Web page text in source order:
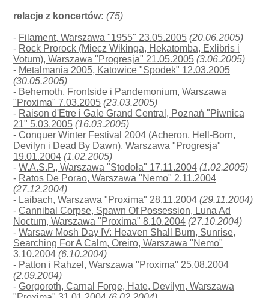
relacje z koncertów: (75)
- Filament, Warszawa "1955" 23.05.2005 (20.06.2005)
- Rock Prorock (Miecz Wikinga, Hekatomba, Exlibris i
Votum), Warszawa "Progresja" 21.05.2005 (3.06.2005)
- Metalmania 2005, Katowice "Spodek" 12.03.2005
(30.05.2005)
- Behemoth, Frontside i Pandemonium, Warszawa
"Proxima" 7.03.2005 (23.03.2005)
- Raison d'Etre i Gale Grand Central, Poznań "Piwnica
21" 5.03.2005 (16.03.2005)
-Conquer Winter Festival 2004 (Acheron, Hell-Born,
Devilyn i Dead By Dawn), Warszawa "Progresja"
19.01.2004 (1.02.2005)
-W.A.S.P., Warszawa "Stodoła" 17.11.2004 (1.02.2005)
- Ratos De Porao, Warszawa "Nemo" 2.11.2004
(27.12.2004)
- Laibach, Warszawa "Proxima" 28.11.2004 (29.11.2004)
-Cannibal Corpse, Spawn Of Possession, Luna Ad
Noctum, Warszawa "Proxima" 8.10.2004 (27.10.2004)
-Warsaw Mosh Day IV: Heaven Shall Burn, Sunrise,
Searching For A Calm, Oreiro, Warszawa "Nemo"
3.10.2004 (6.10.2004)
- Patton i Rahzel, Warszawa "Proxima" 25.08.2004
(2.09.2004)
-Gorgoroth, Carnal Forge, Hate, Devilyn, Warszawa